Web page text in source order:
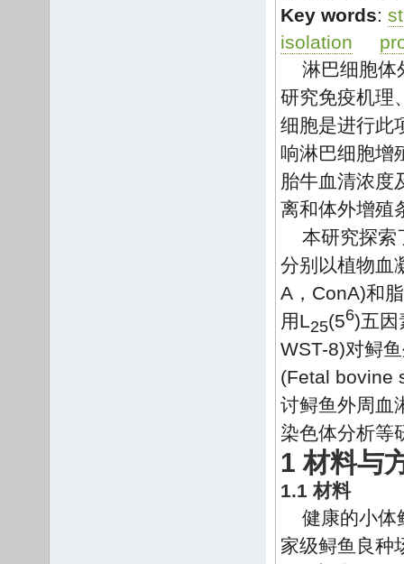
Key words:
isolation
淋巴细胞体
研究免疫机理
细胞是进行此
响淋巴细胞增
胎牛血清浓度
离和体外增殖
本研究探索
分别以植物血
A，ConA)和
用L25(56)五因
WST-8)对鲟
(Fetal bovine
讨鲟鱼外周血
染色体分析等
1 材料与
1.1 材料
健康的小体
家级鲟鱼良种